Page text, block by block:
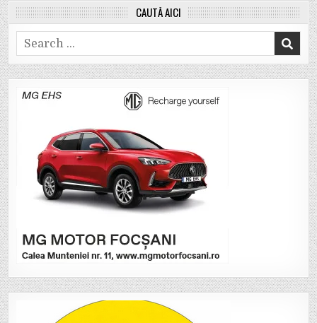
CAUTĂ AICI
Search
for: